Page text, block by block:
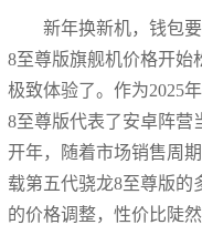
新年换新机，钱包
8至尊版旗舰机价格开始
极致体验了。作为2025
8至尊版代表了安卓阵营
开年，随着市场销售周
载第五代骁龙8至尊版的
的价格调整，性价比陡